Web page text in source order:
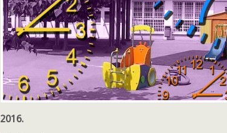
2016.